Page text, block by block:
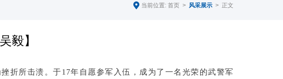
当前位置:首页 > 风采展示 > 正文
毅】
折所击溃。于17年自愿参军入伍，成为了一名光荣的武警军